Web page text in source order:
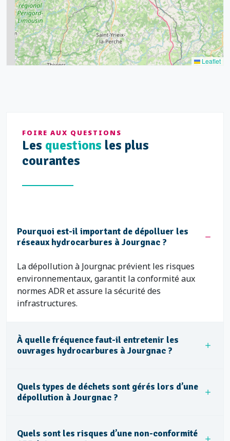
2
3
5
7
Leaflet
FOIRE AUX QUESTIONS
Les questions les plus
courantes
Pourquoi est-il important de dépolluer les
réseaux hydrocarbures à Jourgnac ?
La dépollution à Jourgnac prévient les risques
environnementaux, garantit la conformité aux
normes ADR et assure la sécurité des
infrastructures.
À quelle fréquence faut-il entretenir les
ouvrages hydrocarbures à Jourgnac ?
Quels types de déchets sont gérés lors d’une
dépollution à Jourgnac ?
Quels sont les risques d’une non-conformité